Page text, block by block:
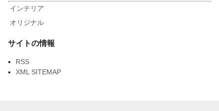
インテリア
オリジナル
サイトの情報
RSS
XML SITEMAP